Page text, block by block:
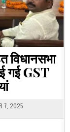
विधानसभा
गई GST
7, 2025